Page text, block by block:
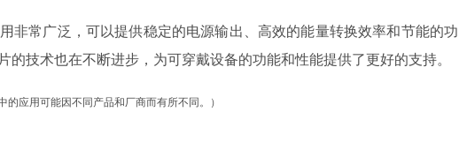
非常广泛，可以提供稳定的电源输出、高效的能量转换效率和节能的功
技术也在不断进步，为可穿戴设备的功能和性能提供了更好的支持。
应用可能因不同产品和厂商而有所不同。）